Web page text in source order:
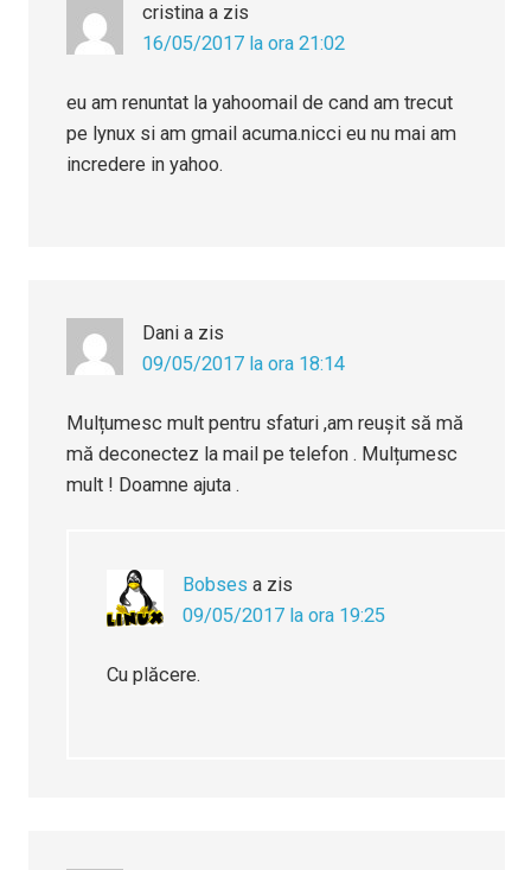
cristina a zis
16/05/2017 la ora 21:02
eu am renuntat la yahoomail de cand am trecut
pe lynux si am gmail acuma.nicci eu nu mai am
incredere in yahoo.
Dani a zis
09/05/2017 la ora 18:14
Mulțumesc mult pentru sfaturi ,am reușit să mă
mă deconectez la mail pe telefon . Mulțumesc
mult ! Doamne ajuta .
Bobses a zis
09/05/2017 la ora 19:25
Cu plăcere.